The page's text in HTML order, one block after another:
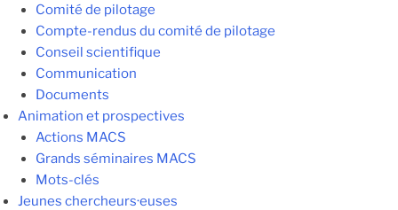
Comité de pilotage
Compte-rendus du comité de pilotage
Conseil scientifique
Communication
Documents
Animation et prospectives
Actions MACS
Grands séminaires MACS
Mots-clés
Jeunes chercheurs·euses